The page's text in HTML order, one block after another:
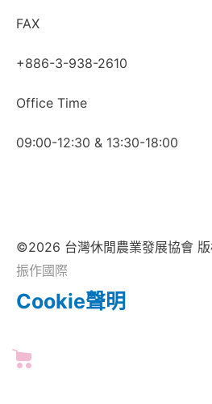
FAX
+886-3-938-2610
Office Time
09:00-12:30 & 13:30-18:00
©2026 台灣休閒農業發展協會 版
振作國際
Cookie聲明